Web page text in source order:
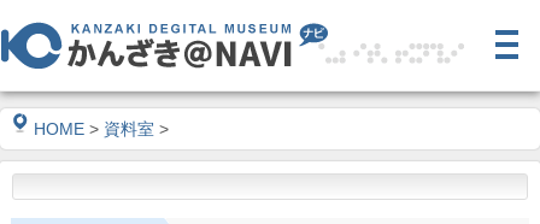
HOME > 資料室 >